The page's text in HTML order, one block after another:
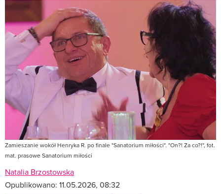
Zamieszanie wokół Henryka R. po finale "Sanatorium miłości". "On?! Za co?!", fot.
mat. prasowe Sanatorium miłości
Natalia Brzostowska
Opublikowano: 11.05.2026, 08:32